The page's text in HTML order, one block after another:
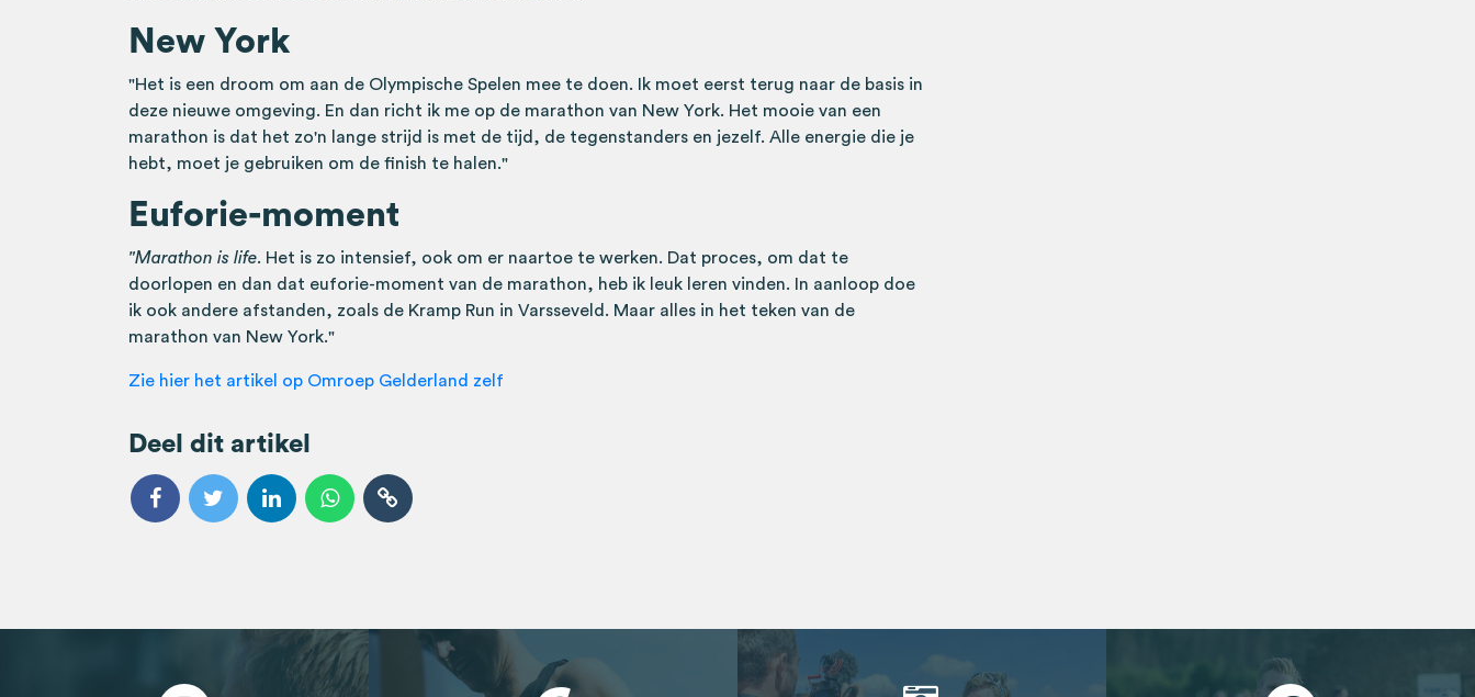
New York
"Het is een droom om aan de Olympische Spelen mee te doen. Ik moet eerst terug naar de basis in
deze nieuwe omgeving. En dan richt ik me op de marathon van New York. Het mooie van een
marathon is dat het zo'n lange strijd is met de tijd, de tegenstanders en jezelf. Alle energie die je
hebt, moet je gebruiken om de finish te halen."
Euforie-moment
"Marathon is life. Het is zo intensief, ook om er naartoe te werken. Dat proces, om dat te
doorlopen en dan dat euforie-moment van de marathon, heb ik leuk leren vinden. In aanloop doe
ik ook andere afstanden, zoals de Kramp Run in Varsseveld. Maar alles in het teken van de
marathon van New York."
Zie hier het artikel op Omroep Gelderland zelf
Deel dit artikel